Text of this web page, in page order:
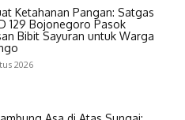
Ketahanan Pangan: Satgas
129 Bojonegoro Pasok
Bibit Sayuran untuk Warga
2026